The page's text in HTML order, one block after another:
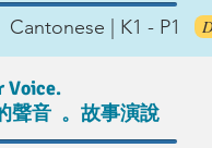
Cantonese | K1 - P1
Voice.
聲音 。故事演說